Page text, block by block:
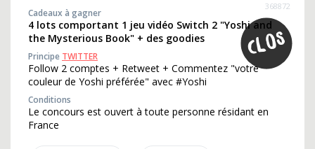
368872
Cadeaux à gagner
4 lots comportant 1 jeu vidéo Switch 2 "Yoshi and
the Mysterious Book" + des goodies
Principe TWITTER
Follow 2 comptes + Retweet + Commentez "votre
couleur de Yoshi préférée" avec #Yoshi
Conditions
Le concours est ouvert à toute personne résidant en
France